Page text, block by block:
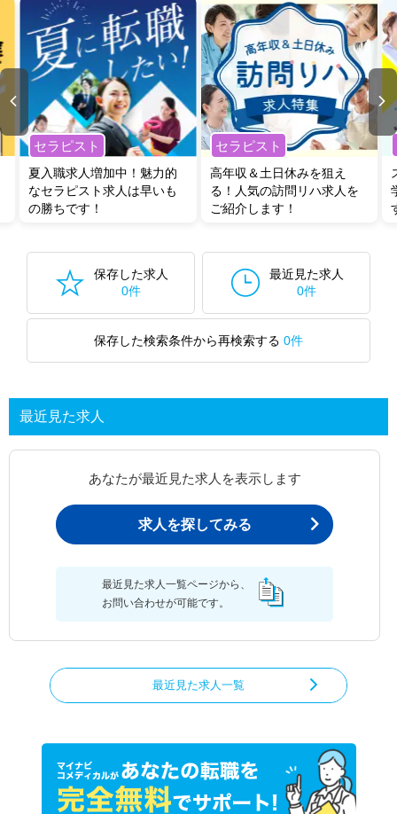
セラピスト
夏入職求人増加中！魅力的
なセラピスト求人は早いも
の勝ちです！
セラピスト
高年収＆土日休みを狙え
る！人気の訪問リハ求人を
ご紹介します！
保存した求人
0件
最近見た求人
0件
保存した検索条件から再検索する 0件
最近見た求人
あなたが最近見た求人を表示します
求人を探してみる
最近見た求人一覧ページから、
お問い合わせが可能です。
最近見た求人一覧